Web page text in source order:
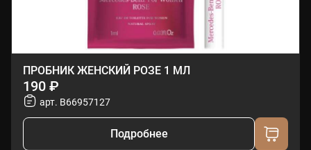
ПРОБНИК ЖЕНСКИЙ РОЗЕ 1 МЛ
190 ₽
арт. B66957127
Подробнее